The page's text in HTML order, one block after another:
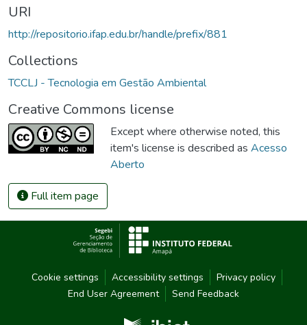
URI
http://repositorio.ifap.edu.br/handle/prefix/881
Collections
TCCLJ - Tecnologia em Gestão Ambiental
Creative Commons license
Except where otherwise noted, this
item's license is described as Acesso
Aberto
Full item page
Cookie settings Accessibility settings
Privacy policy
End User Agreement
Send Feedback